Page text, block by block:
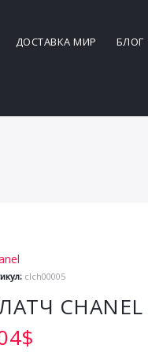
ДОСТАВКА МИР БЛОГ
clch00005
CHANEL
$